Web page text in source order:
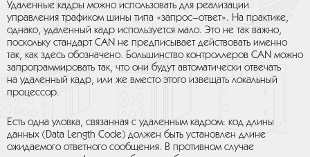
Удаленные кадры можно использовать для реализации
управления трафиком шины типа «запрос–ответ». На практике,
однако, удаленный кадр используется мало. Это не так важно,
поскольку стандарт CAN не предписывает действовать именно
так, как здесь обозначено. Большинство контроллеров CAN можно
запрограммировать так, что они будут автоматически отвечать
на удаленный кадр, или же вместо этого извещать локальный
процессор.
Есть одна уловка, связанная с удаленным кадром: код длины
данных (Data Length Code) должен быть установлен длине
ожидаемого ответного сообщения. В противном случае